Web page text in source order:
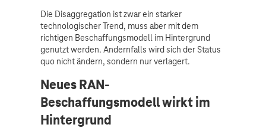
Die Disaggregation ist zwar ein starker
technologischer Trend, muss aber mit dem
richtigen Beschaffungsmodell im Hintergrund
genutzt werden. Andernfalls wird sich der Status
quo nicht ändern, sondern nur verlagert.
Neues RAN-
Beschaffungsmodell wirkt im
Hintergrund